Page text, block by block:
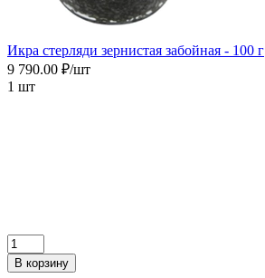
Икра cтерляди зернистая забойная - 100 г
9 790.00 ₽/шт
1 шт
В корзину